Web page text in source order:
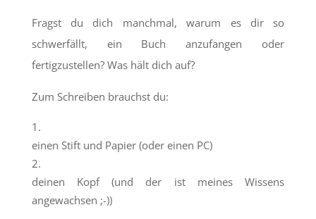
Fragst du dich manchmal, warum es dir so
schwerfällt, ein Buch anzufangen oder
fertigzustellen? Was hält dich auf?
Zum Schreiben brauchst du:
einen Stift und Papier (oder einen PC)
deinen Kopf (und der ist meines Wissens
angewachsen ;-))